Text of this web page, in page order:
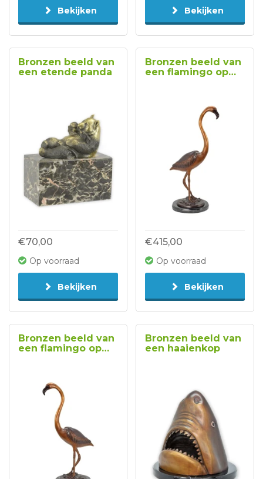
Bekijken Bekijken
Bronzen beeld van
een etende panda
€70,00
Op voorraad
Bekijken
Bronzen beeld van
een flamingo op
€415,00
Op voorraad
Bekijken
Bronzen beeld van
een flamingo op
Bronzen beeld van
een haaienkop